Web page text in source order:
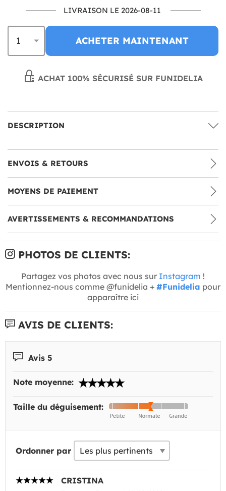
LIVRAISON LE 2026-08-11
ACHETER MAINTENANT
ACHAT 100% SÉCURISÉ SUR FUNIDELIA
DESCRIPTION
ENVOIS & RETOURS
MOYENS DE PAIEMENT
AVERTISSEMENTS & RECOMMANDATIONS
PHOTOS DE CLIENTS:
Partagez vos photos avec nous sur Instagram !
Mentionnez-nous comme @funidelia + #Funidelia pour
apparaître ici
AVIS DE CLIENTS:
Avis 5
Note moyenne:
Taille du déguisement:
Ordonner par
CRISTINA